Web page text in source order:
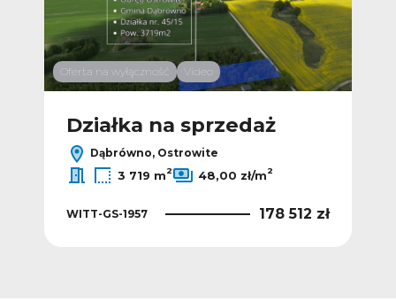
Oferta na wyłączność Video
Działka na sprzedaż
Dąbrówno, Ostrowite
3 719 m2 48,00 zł/m2
WITT-GS-1957 178 512 zł